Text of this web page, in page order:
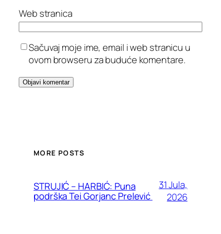
Web stranica
Sačuvaj moje ime, email i web stranicu u
ovom browseru za buduće komentare.
MORE POSTS
STRUJIĆ – HARBIĆ: Puna
podrška Tei Gorjanc Prelević
31 Jula,
2026